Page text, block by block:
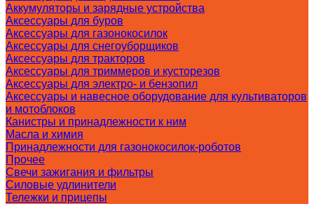
Аккумуляторы и зарядные устройства
Аксессуары для буров
Аксессуары для газонокосилок
Аксессуары для снегоуборщиков
Аксессуары для тракторов
Аксессуары для триммеров и кусторезов
Аксессуары для электро- и бензопил
Аксессуары и навесное оборудование для культиваторов
и мотоблоков
Канистры и принадлежности к ним
Масла и химия
Принадлежности для газонокосилок-роботов
Прочее
Свечи зажигания и фильтры
Силовые удлинители
Тележки и прицепы